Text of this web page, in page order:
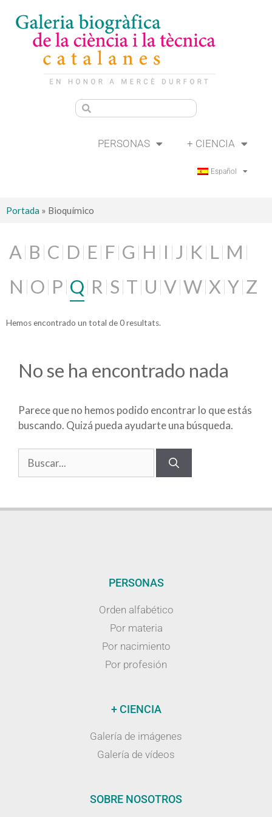
PERSONAS + CIENCIA
Español
Portada » Bioquímico
A B C D E F G H I J K L M
N O P Q R S T U V W X Y Z
Hemos encontrado un total de 0 resultats.
No se ha encontrado nada
Parece que no hemos podido encontrar lo que estás
buscando. Quizá pueda ayudarte una búsqueda.
PERSONAS
Orden alfabético
Por materia
Por nacimiento
Por profesión
+ CIENCIA
Galería de imágenes
Galería de vídeos
SOBRE NOSOTROS